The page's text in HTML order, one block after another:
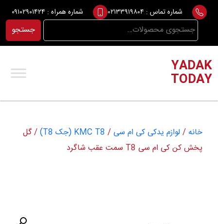
Skip
content
شماره تماس : ۰۲۱۳۳۹۱۹۸۰۴ شماره همراه : ۰۹۱۰۲۹۰۱۴۲۴
جستجو
برای:
جستجو
YADAK
TODAY
خانه / لوازم یدکی کی ام سی / KMC T8 (جک T8)
/ گل
پخش کن کی ام سی T8 سمت عقب شاگرد